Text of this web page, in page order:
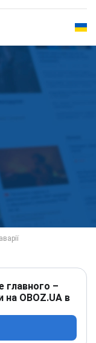
главного –
OBOZ.UA в